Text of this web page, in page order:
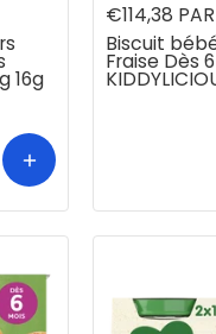
16g
Biscuit
Fraise Dès
€114,38